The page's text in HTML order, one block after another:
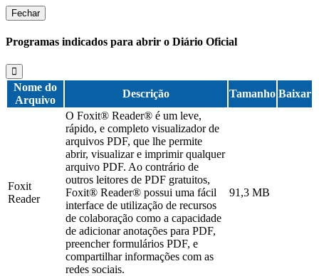
Fechar
Programas indicados para abrir o Diário Oficial
Nome do
Arquivo
Descrição Tamanho Baixar
Foxit
Reader
O Foxit® Reader® é um leve,
rápido, e completo visualizador de
arquivos PDF, que lhe permite
abrir, visualizar e imprimir qualquer
arquivo PDF. Ao contrário de
outros leitores de PDF gratuitos,
Foxit® Reader® possui uma fácil
interface de utilização de recursos
de colaboração como a capacidade
de adicionar anotações para PDF,
preencher formulários PDF, e
compartilhar informações com as
redes sociais.
91,3 MB